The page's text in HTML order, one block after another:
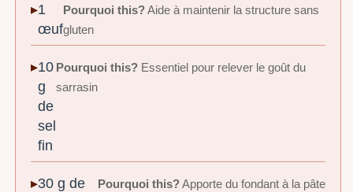
1
œuf
Pourquoi this?Aide à maintenir la structure sans
gluten
10
g
de
sel
fin
Pourquoi this? Essentiel pour relever le goût du
sarrasin
30 g de
Pourquoi this?Apporte du fondant à la pâte